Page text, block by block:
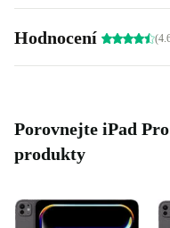
Hodnocení
Porovnejte iPad
produkty